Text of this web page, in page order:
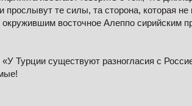
прослывут те силы, та сторона, которая не
восточное Алеппо сирийским
Турции существуют разногласия с